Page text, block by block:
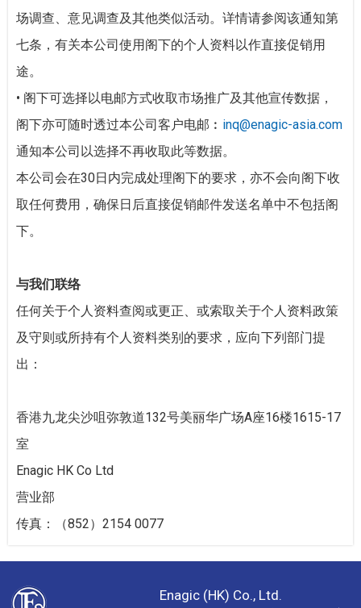
场调查、意见调查及其他类似活动。详情请参阅该通知第
七条，有关本公司使用阁下的个人资料以作直接促销用
途。
• 阁下可选择以电邮方式收取市场推广及其他宣传数据，
阁下亦可随时透过本公司客户电邮︰ inq@enagic-asia.com
通知本公司以选择不再收取此等数据。
本公司会在30日内完成处理阁下的要求，亦不会向阁下收
取任何费用，确保日后直接促销邮件发送名单中不包括阁
下。
与我们联络
任何关于个人资料查阅或更正、或索取关于个人资料政策
及守则或所持有个人资料类别的要求，应向下列部门提
出：
香港九龙尖沙咀弥敦道132号美丽华广场A座16楼1615-17
室
Enagic HK Co Ltd
营业部
传真：（852）2154 0077
Enagic (HK) Co., Ltd.